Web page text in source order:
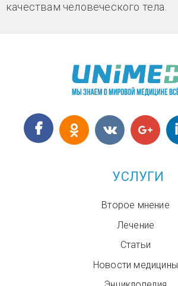
качествам человеческого тела.
УСЛУГИ
Второе мнение
Лечение
Статьи
Новости медицины